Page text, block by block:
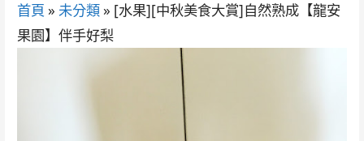
首頁 » 未分類» [水果][中秋美食大賞]自然熟成【龍安
果園】伴手好梨